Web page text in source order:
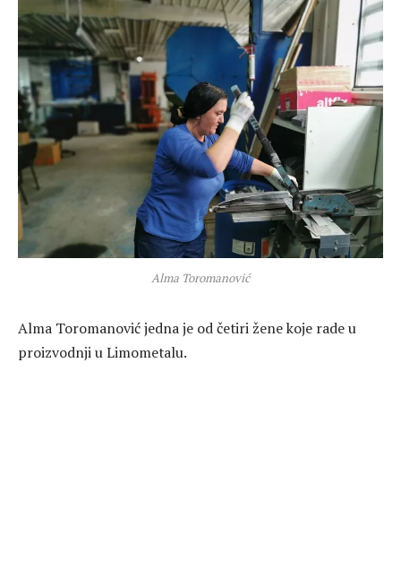
Alma Toromanović
Alma Toromanović jedna je od četiri žene koje rade u
proizvodnji u Limometalu.